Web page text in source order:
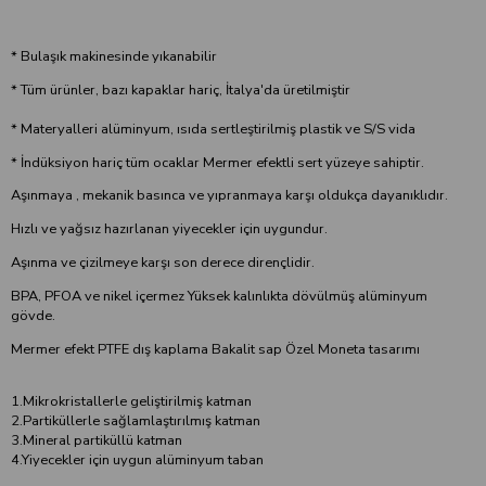
* Bulaşık makinesinde yıkanabilir
* Tüm ürünler, bazı kapaklar hariç, İtalya'da üretilmiştir
* Materyalleri alüminyum, ısıda sertleştirilmiş plastik ve S/S vida
* İndüksiyon hariç tüm ocaklar Mermer efektli sert yüzeye sahiptir.
Aşınmaya , mekanik basınca ve yıpranmaya karşı oldukça dayanıklıdır.
Hızlı ve yağsız hazırlanan yiyecekler için uygundur.
Aşınma ve çizilmeye karşı son derece dirençlidir.
BPA, PFOA ve nikel içermez Yüksek kalınlıkta dövülmüş alüminyum
gövde.
Mermer efekt PTFE dış kaplama Bakalit sap Özel Moneta tasarımı
1.Mikrokristallerle geliştirilmiş katman
2.Partiküllerle sağlamlaştırılmış katman
3.Mineral partiküllü katman
4.Yiyecekler için uygun alüminyum taban